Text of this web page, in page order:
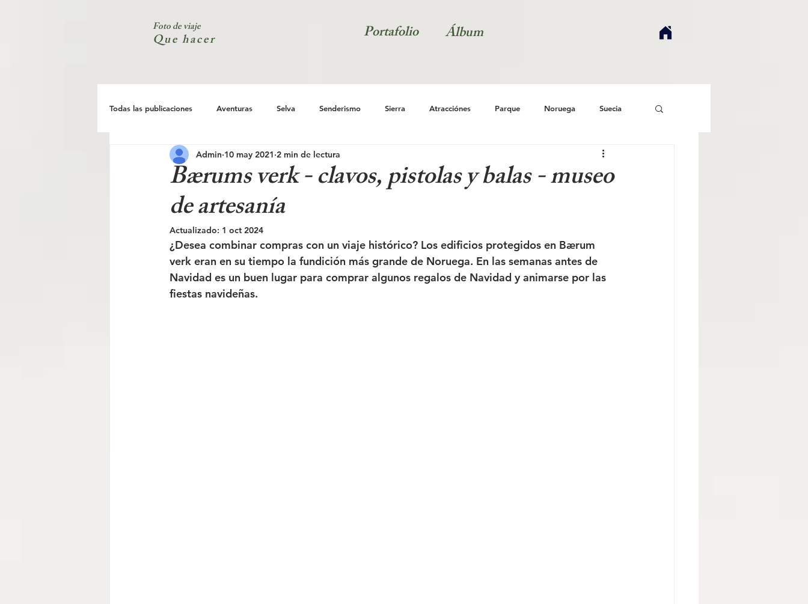
Foto de viaje
Que hacer Portafolio Álbum
Todas las publicaciones Aventuras Selva Senderismo Sierra Atracciónes Parque Noruega Suecia
Ciudad Costa Naturaleza
Bærums verk - clavos, pistolas y balas - museo
de artesanía
Admin 10 may 2021 2 min de lectura
Actualizado: 1 oct 2024
¿Desea combinar compras con un viaje histórico? Los edificios protegidos en Bærum
verk eran en su tiempo la fundición más grande de Noruega. En las semanas antes de
Navidad es un buen lugar para comprar algunos regalos de Navidad y animarse por las
fiestas navideñas.